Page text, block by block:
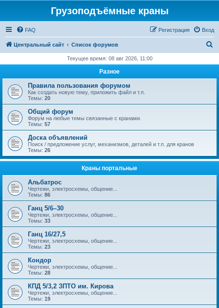
Грузоподъёмные краны
FAQ Вход
Регистрация
Центральный сайт Список форумов
с
Текущее время: 08 авг 2026, 11:00
Разное
Правила пользования форумом
Как создать новую тему, приложить файл и т.п.
Темы: 20
Общий форум
Форум на любые темы связанные с кранами.
Темы: 57
Доска объявлений
Поиск / предложение услуг, механизмов, деталей и т.п. для кранов
Темы: 26
Краны портальные
Альбатрос
Чертежи, электросхемы, общение...
Темы: 86
Ганц 5/6–30
Чертежи, электросхемы, общение...
Темы: 33
Ганц 16/27,5
Чертежи, электросхемы, общение...
Темы: 23
Кондор
Чертежи, электросхемы, общение...
Темы: 28
КПД 5/3,2 ЗПТО им. Кирова
Чертежи, электросхемы, общение...
Темы: 19